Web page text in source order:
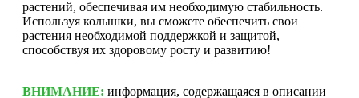
растений, обеспечивая им необходимую стабильность.
Используя колышки, вы сможете обеспечить свои
растения необходимой поддержкой и защитой,
способствуя их здоровому росту и развитию!
ВНИМАНИЕ: информация, содержащаяся в описании